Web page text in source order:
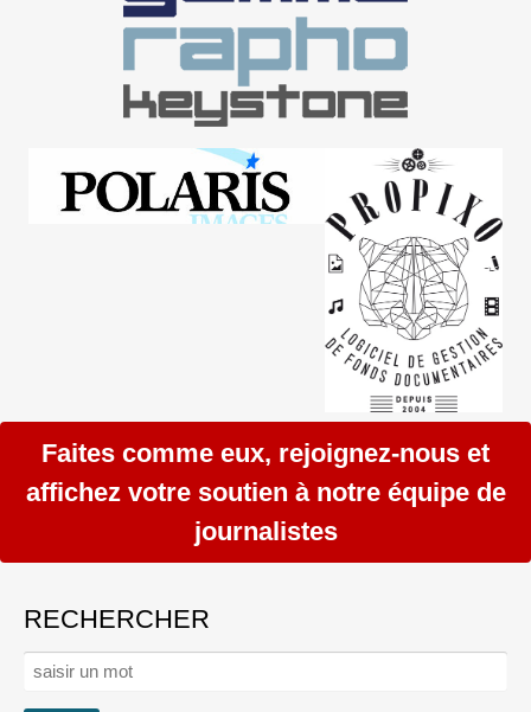
Faites comme eux, rejoignez-nous et
affichez votre soutien à notre équipe de
journalistes
RECHERCHER
Rechercher :